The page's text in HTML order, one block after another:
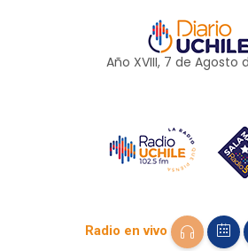
Año XVIII, 7 de Agosto
Radio en vivo